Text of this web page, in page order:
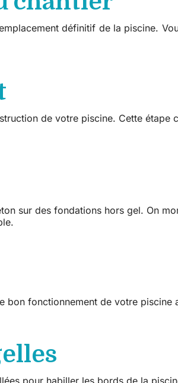
définitif de la piscine.
de votre piscine. Cette
sur des fondations hors gel. On
bon fonctionnement de votre
pour habiller les bords de la